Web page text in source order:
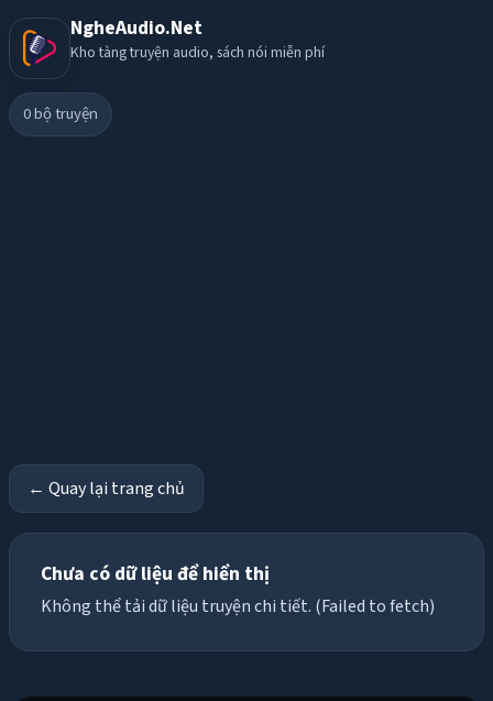
NgheAudio.Net
Kho tàng truyện audio, sách nói miễn phí
0bộ truyện
← Quay lại trang chủ
Chưa có dữ liệu để hiển thị
Không thể tải dữ liệu truyện chi tiết. (Failed to fetch)